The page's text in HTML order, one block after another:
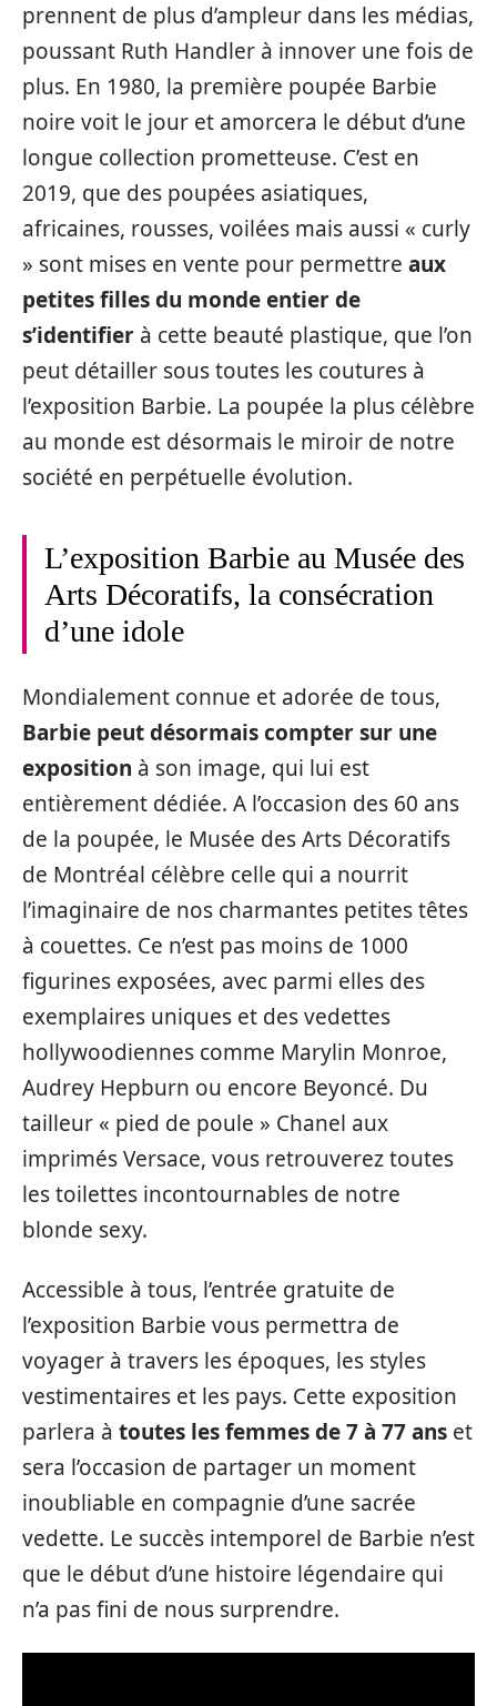
prennent de plus d’ampleur dans les médias,
poussant Ruth Handler à innover une fois de
plus. En 1980, la première poupée Barbie
noire voit le jour et amorcera le début d’une
longue collection prometteuse. C’est en
2019, que des poupées asiatiques,
africaines, rousses, voilées mais aussi « curly
» sont mises en vente pour permettre aux
petites filles du monde entier de
s’identifier à cette beauté plastique, que l’on
peut détailler sous toutes les coutures à
l’exposition Barbie. La poupée la plus célèbre
au monde est désormais le miroir de notre
société en perpétuelle évolution.
L’exposition Barbie au Musée des
Arts Décoratifs, la consécration
d’une idole
Mondialement connue et adorée de tous,
Barbie peut désormais compter sur une
exposition à son image, qui lui est
entièrement dédiée. A l’occasion des 60 ans
de la poupée, le Musée des Arts Décoratifs
de Montréal célèbre celle qui a nourrit
l’imaginaire de nos charmantes petites têtes
à couettes. Ce n’est pas moins de 1000
figurines exposées, avec parmi elles des
exemplaires uniques et des vedettes
hollywoodiennes comme Marylin Monroe,
Audrey Hepburn ou encore Beyoncé. Du
tailleur « pied de poule » Chanel aux
imprimés Versace, vous retrouverez toutes
les toilettes incontournables de notre
blonde sexy.
Accessible à tous, l’entrée gratuite de
l’exposition Barbie vous permettra de
voyager à travers les époques, les styles
vestimentaires et les pays. Cette exposition
parlera à toutes les femmes de 7 à 77 ans et
sera l’occasion de partager un moment
inoubliable en compagnie d’une sacrée
vedette. Le succès intemporel de Barbie n’est
que le début d’une histoire légendaire qui
n’a pas fini de nous surprendre.